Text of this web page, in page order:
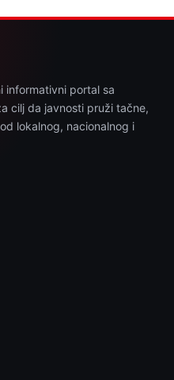
informativni portal sa
cilj da javnosti pruži tačne,
lokalnog, nacionalnog i